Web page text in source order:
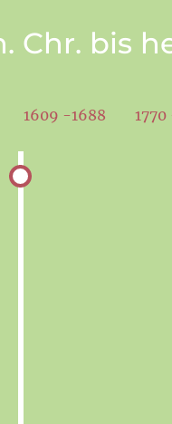
Chr. bis
1609 -1688